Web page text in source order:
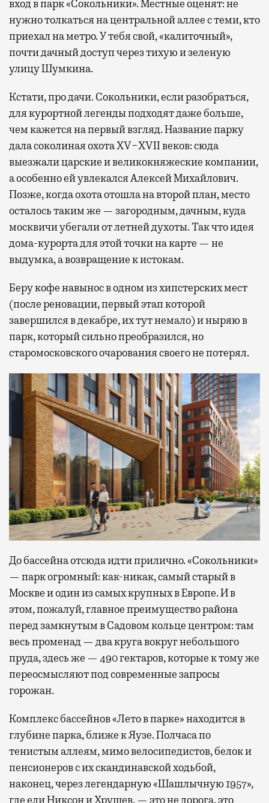
вход в парк «Сокольники». Местные оценят: не
нужно толкаться на центральной аллее с теми, кто
приехал на метро. У тебя свой, «калиточный»,
почти дачный доступ через тихую и зеленую
улицу Шумкина.
Кстати, про дачи. Сокольники, если разобраться,
для курортной легенды подходят даже больше,
чем кажется на первый взгляд. Название парку
дала соколиная охота XV−XVII веков: сюда
выезжали царские и великокняжеские компании,
а особенно ей увлекался Алексей Михайлович.
Позже, когда охота отошла на второй план, место
осталось таким же — загородным, дачным, куда
москвичи убегали от летней духоты. Так что идея
дома-курорта для этой точки на карте — не
выдумка, а возвращение к истокам.
Беру кофе навынос в одном из хипстерских мест
(после реновации, первый этап которой
завершился в декабре, их тут немало) и ныряю в
парк, который сильно преобразился, но
старомосковского очарования своего не потерял.
До бассейна отсюда идти прилично. «Сокольники»
— парк огромный: как-никак, самый старый в
Москве и один из самых крупных в Европе. И в
этом, пожалуй, главное преимущество района
перед замкнутым в Садовом кольце центром: там
весь променад — два круга вокруг небольшого
пруда, здесь же — 490 гектаров, которые к тому же
переосмысляют под современные запросы
горожан.
Комплекс бассейнов «Лето в парке» находится в
глубине парка, ближе к Яузе. Полчаса по
тенистым аллеям, мимо велосипедистов, белок и
пенсионеров с их скандинавской ходьбой,
наконец, через легендарную «Шашлычную 1957»,
где ели Никсон и Хрущев, — это не дорога, это